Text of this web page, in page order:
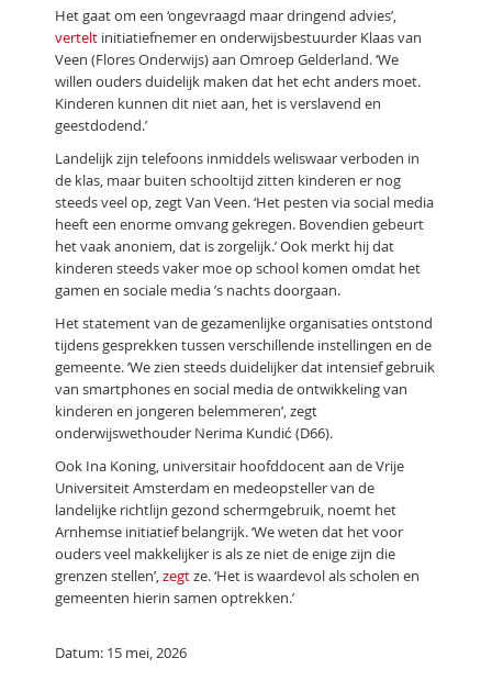
Het gaat om een ‘ongevraagd maar dringend advies’,
vertelt initiatiefnemer en onderwijsbestuurder Klaas van
Veen (Flores Onderwijs) aan Omroep Gelderland. ‘We
willen ouders duidelijk maken dat het echt anders moet.
Kinderen kunnen dit niet aan, het is verslavend en
geestdodend.’
Landelijk zijn telefoons inmiddels weliswaar verboden in
de klas, maar buiten schooltijd zitten kinderen er nog
steeds veel op, zegt Van Veen. ‘Het pesten via social media
heeft een enorme omvang gekregen. Bovendien gebeurt
het vaak anoniem, dat is zorgelijk.’ Ook merkt hij dat
kinderen steeds vaker moe op school komen omdat het
gamen en sociale media ’s nachts doorgaan.
Het statement van de gezamenlijke organisaties ontstond
tijdens gesprekken tussen verschillende instellingen en de
gemeente. ‘We zien steeds duidelijker dat intensief gebruik
van smartphones en social media de ontwikkeling van
kinderen en jongeren belemmeren’, zegt
onderwijswethouder Nerima Kundić (D66).
Ook Ina Koning, universitair hoofddocent aan de Vrije
Universiteit Amsterdam en medeopsteller van de
landelijke richtlijn gezond schermgebruik, noemt het
Arnhemse initiatief belangrijk. ‘We weten dat het voor
ouders veel makkelijker is als ze niet de enige zijn die
grenzen stellen’,zegtze. ‘Het is waardevol als scholen en
gemeenten hierin samen optrekken.’
Datum: 15 mei, 2026